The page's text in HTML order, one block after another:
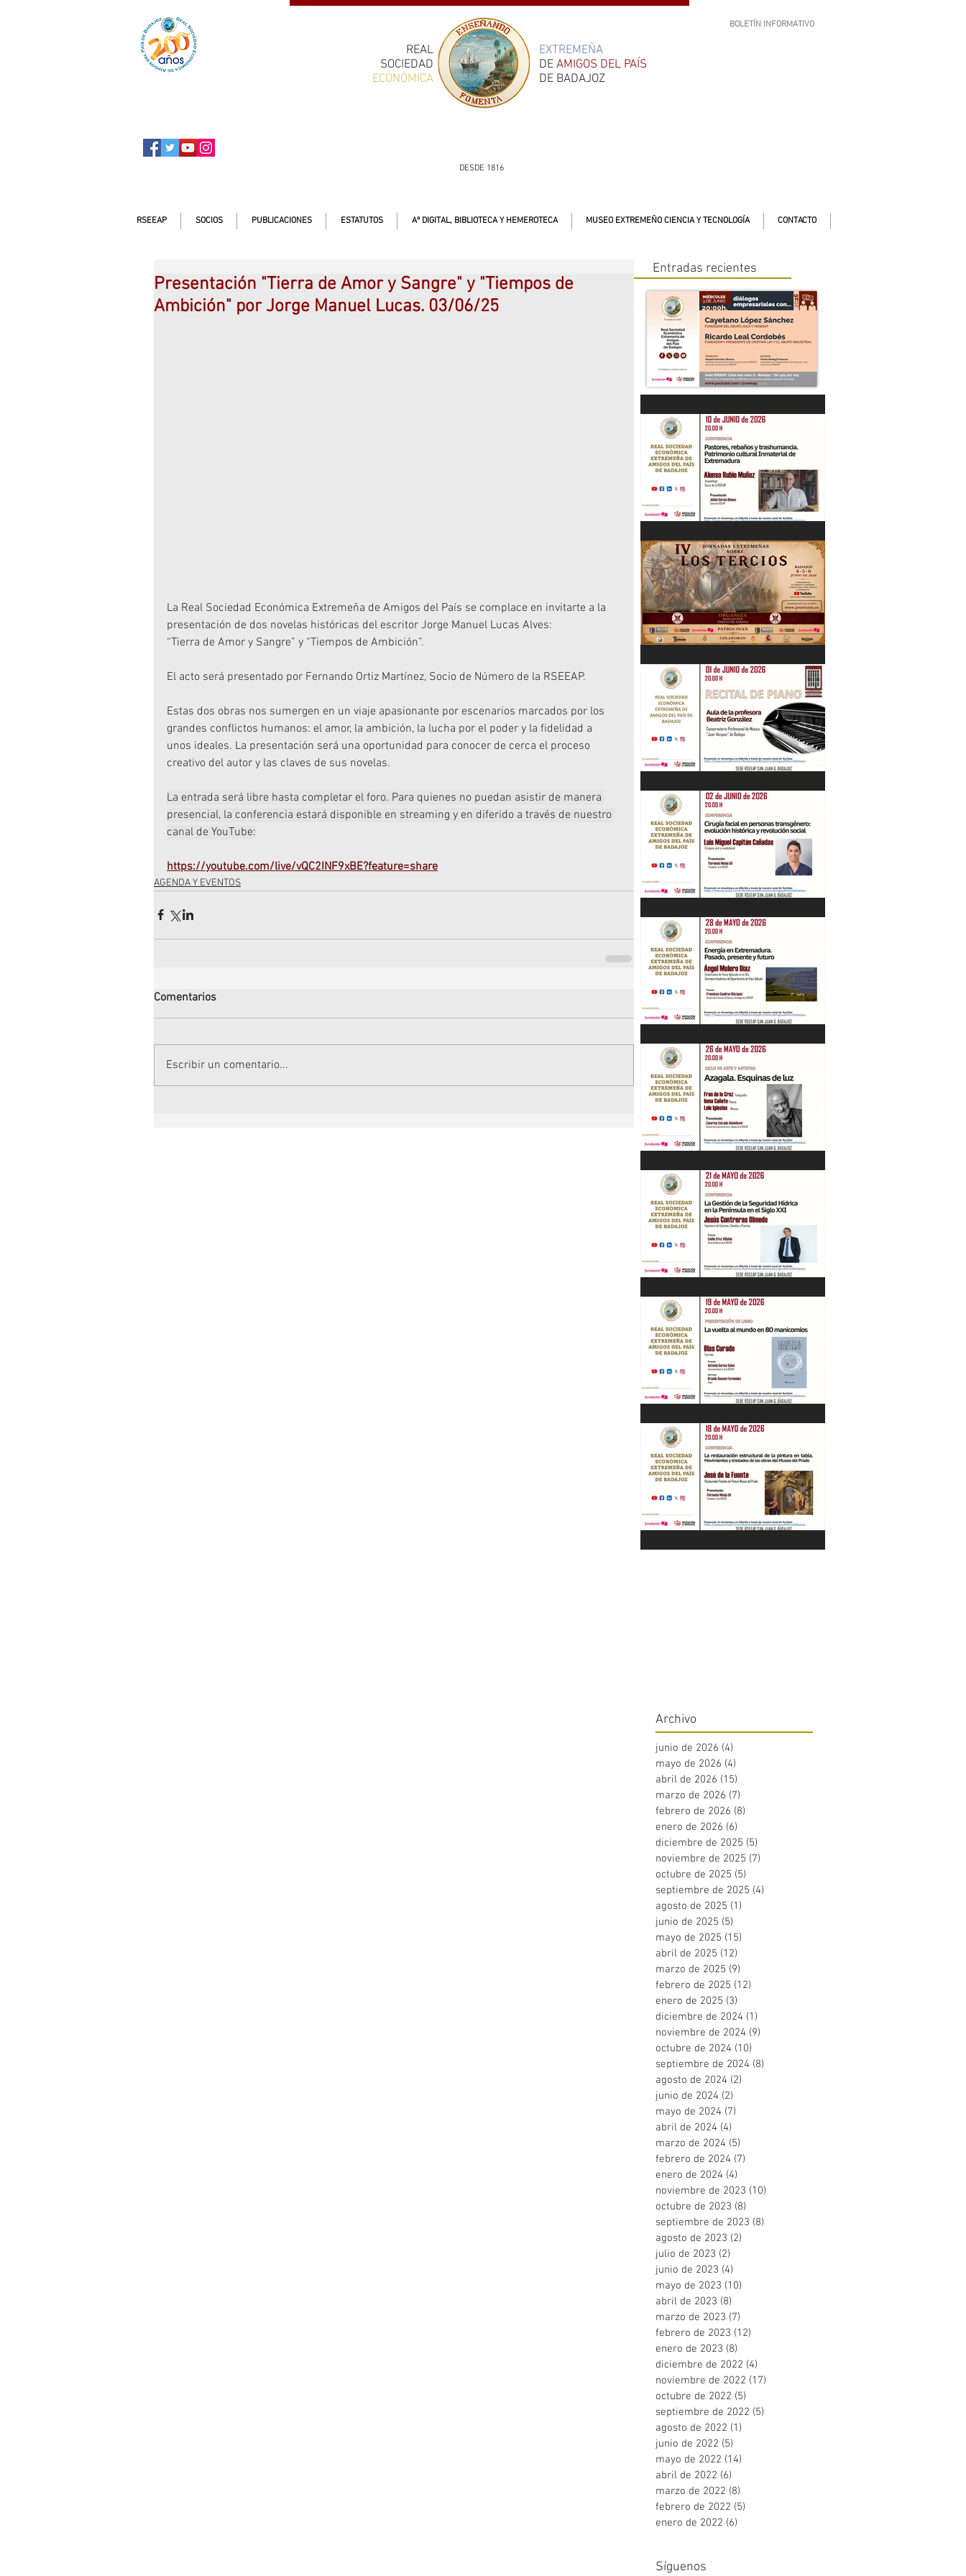
EXTREMEÑA
DE AMIGOS DEL PAÍS
DE BADAJOZ
REAL
SOCIEDAD
ECONÓMICA
BOLETÍN INFORMATIVO
DESDE 1816
RSEEAP SOCIOS PUBLICACIONES ESTATUTOS Aº DIGITAL, BIBLIOTECA Y HEMEROTECA MUSEO EXTREMEÑO CIENCIA Y TECNOLOGÍA CONTACTO
Presentación "Tierra de Amor y Sangre" y "Tiempos de
Ambición" por Jorge Manuel Lucas. 03/06/25
La Real Sociedad Económica Extremeña de Amigos del País se complace en invitarte a la
presentación de dos novelas históricas del escritor Jorge Manuel Lucas Alves:
“Tierra de Amor y Sangre” y “Tiempos de Ambición”.
El acto será presentado por Fernando Ortiz Martínez, Socio de Número de la RSEEAP.
Estas dos obras nos sumergen en un viaje apasionante por escenarios marcados por los
grandes conflictos humanos: el amor, la ambición, la lucha por el poder y la fidelidad a
unos ideales. La presentación será una oportunidad para conocer de cerca el proceso
creativo del autor y las claves de sus novelas.
La entrada será libre hasta completar el foro. Para quienes no puedan asistir de manera
presencial, la conferencia estará disponible en streaming y en diferido a través de nuestro
canal de YouTube:
https://youtube.com/live/vQC2INF9xBE?feature=share
AGENDA Y EVENTOS
Comentarios
Escribir un comentario...
Entradas recientes
“DIÁLOGOS EMPRESARIALES CON...”
Cayetano López Sánchez y Ricardo
Leal Cordobés 03/06/26
"Pastores, rebaños y trashumancia.
Patrimonio cultural Inmaterial de
Extremadura" Alonso Rubio Muñoz.
10/06/26
IV Jornadas Extremeñas sobre Los
Recital de Piano. Aula de la profesora
Beatriz González. 01/06/26
"Cirugía facial en personas
transgénero: evolución histórica y..."
Luis M. Capitán. 02/06/26
“Energía en Extremadura. Pasado,
presente y futuro” Ángel Mulero Díaz.
28/05/26
"Azagala. Esquinas de luz" Ciclo de Arte
y Artistas. 26/05/26
"La Gestión de la Seguridad Hídrica en
la Península en el Siglo XXI" Jesús
Contreras Olmedo 21/05/26
"La vuelta al mundo en 80
manicomios" por Blas Curado.
19/05/26
Archivo
junio de 2026 (4)
mayo de 2026 (4)
abril de 2026 (15)
marzo de 2026 (7)
febrero de 2026 (8)
enero de 2026 (6)
diciembre de 2025 (5)
noviembre de 2025 (7)
octubre de 2025 (5)
septiembre de 2025 (4)
agosto de 2025 (1)
junio de 2025 (5)
mayo de 2025 (15)
abril de 2025 (12)
marzo de 2025 (9)
febrero de 2025 (12)
enero de 2025 (3)
diciembre de 2024 (1)
noviembre de 2024 (9)
octubre de 2024 (10)
septiembre de 2024 (8)
agosto de 2024 (2)
junio de 2024 (2)
mayo de 2024 (7)
abril de 2024 (4)
marzo de 2024 (5)
febrero de 2024 (7)
enero de 2024 (4)
noviembre de 2023 (10)
octubre de 2023 (8)
septiembre de 2023 (8)
agosto de 2023 (2)
julio de 2023 (2)
junio de 2023 (4)
mayo de 2023 (10)
abril de 2023 (8)
marzo de 2023 (7)
febrero de 2023 (12)
enero de 2023 (8)
diciembre de 2022 (4)
noviembre de 2022 (17)
octubre de 2022 (5)
septiembre de 2022 (5)
agosto de 2022 (1)
junio de 2022 (5)
mayo de 2022 (14)
abril de 2022 (6)
marzo de 2022 (8)
febrero de 2022 (5)
enero de 2022 (6)
Síguenos